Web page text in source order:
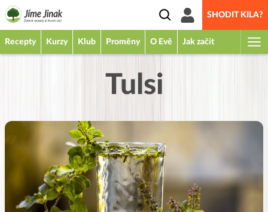
SHODIT KILA?
Recepty Kurzy Klub Proměny O Evě Jak začít
Tulsi